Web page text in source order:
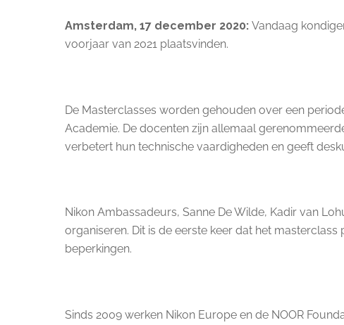
Amsterdam, 17 december 2020: Vandaag
voorjaar van 2021 plaatsvinden.
De Masterclasses worden gehouden over een
Academie. De docenten zijn allemaal
verbetert hun technische vaardigheden en geeft
Nikon Ambassadeurs, Sanne De Wilde, Kadir van
organiseren. Dit is de eerste keer dat het
beperkingen.
Sinds 2009 werken Nikon Europe en de NOOR